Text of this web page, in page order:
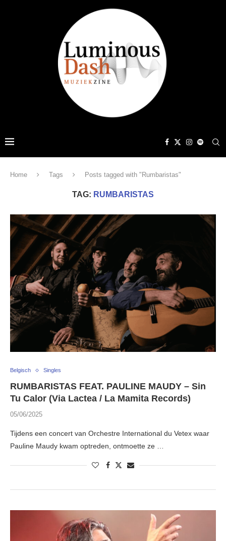
Home Tags Posts tagged with "Rumbaristas"
TAG: RUMBARISTAS
Belgisch Singles
RUMBARISTAS FEAT. PAULINE MAUDY – Sin
Tu Calor (Via Lactea / La Mamita Records)
05/06/2025
Tijdens een concert van Orchestre International du Vetex waar
Pauline Maudy kwam optreden, ontmoette ze …